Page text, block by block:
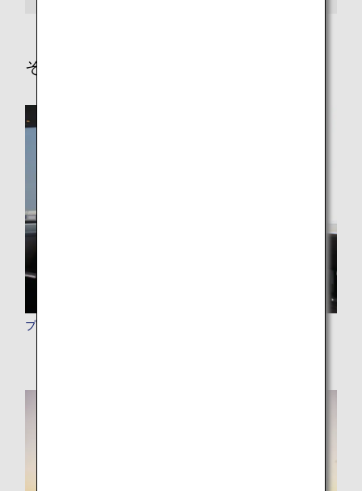
その他サービス
プレミアムメンバーの特典